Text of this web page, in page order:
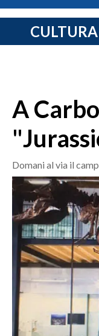
CRONACA SARDEGNA
MEDIO CAMPIDANO
SASSARI E PROVINCIA
GALLURA
NUORO E PROVINCIA
OGLIASTRA
AGENDA
CRONACA
ITALIA
MONDO
CULTURA
A
Domani al via il